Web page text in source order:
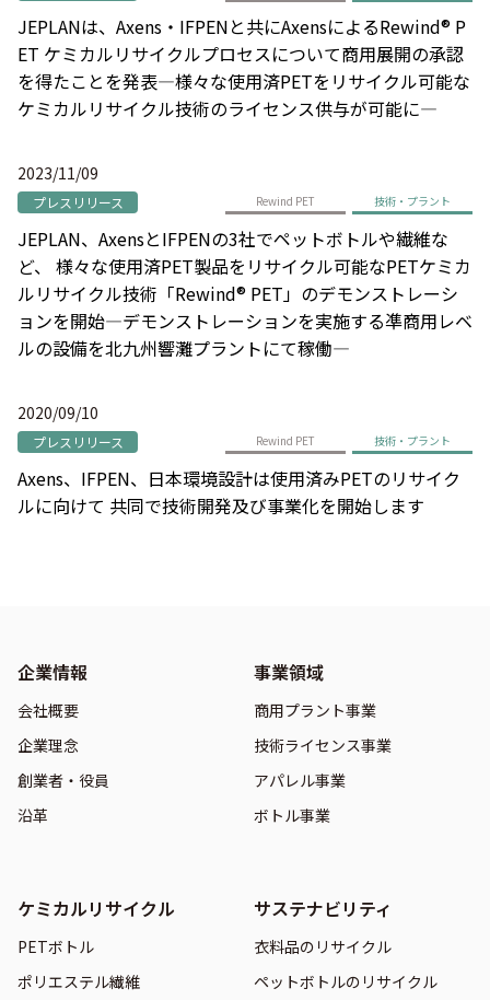
JEPLANは、Axens・IFPENと共にAxensによるRewind® P
ET ケミカルリサイクルプロセスについて商用展開の承認
を得たことを発表―様々な使用済PETをリサイクル可能な
ケミカルリサイクル技術のライセンス供与が可能に―
2023/11/09
プレスリリース Rewind PET 技術・プラント
JEPLAN、AxensとIFPENの3社でペットボトルや繊維な
ど、 様々な使用済PET製品をリサイクル可能なPETケミカ
ルリサイクル技術「Rewind® PET」のデモンストレーシ
ョンを開始―デモンストレーションを実施する凖商用レベ
ルの設備を北九州響灘プラントにて稼働―
2020/09/10
プレスリリース Rewind PET 技術・プラント
Axens、IFPEN、日本環境設計は使用済みPETのリサイク
ルに向けて 共同で技術開発及び事業化を開始します
企業情報
会社概要
企業理念
創業者・役員
沿革
事業領域
商用プラント事業
技術ライセンス事業
アパレル事業
ボトル事業
ケミカルリサイクル
PETボトル
ポリエステル繊維
サステナビリティ
衣料品のリサイクル
ペットボトルのリサイクル